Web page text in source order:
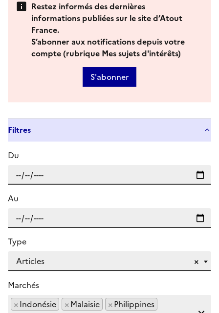
Restez informés des dernières
informations publiées sur le site d’Atout
France.
S’abonner aux notifications depuis votre
compte (rubrique Mes sujets d'intérêts)
S'abonner
Filtres
Du
Au
Type
×
Articles
Marchés
×Indonésie ×Malaisie ×Philippines